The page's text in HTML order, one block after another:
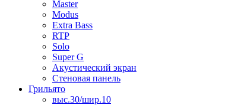
Master
Modus
Extra Bass
RTP
Solo
Super G
Акустический экран
Стеновая панель
Грильято
выс.30/шир.10